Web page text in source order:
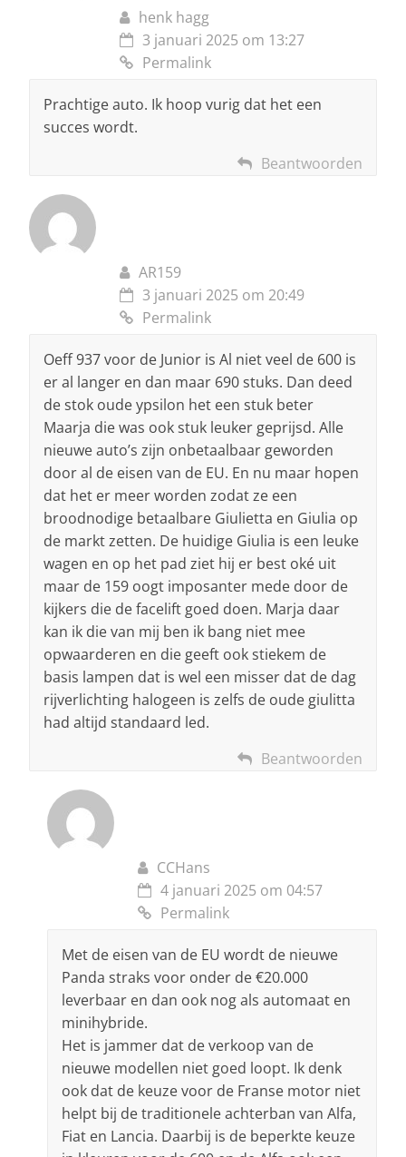
henk hagg
3 januari 2025 om 13:27
Permalink
Prachtige auto. Ik hoop vurig dat het een
succes wordt.
Beantwoorden
AR159
3 januari 2025 om 20:49
Permalink
Oeff 937 voor de Junior is Al niet veel de 600 is
er al langer en dan maar 690 stuks. Dan deed
de stok oude ypsilon het een stuk beter
Maarja die was ook stuk leuker geprijsd. Alle
nieuwe auto’s zijn onbetaalbaar geworden
door al de eisen van de EU. En nu maar hopen
dat het er meer worden zodat ze een
broodnodige betaalbare Giulietta en Giulia op
de markt zetten. De huidige Giulia is een leuke
wagen en op het pad ziet hij er best oké uit
maar de 159 oogt imposanter mede door de
kijkers die de facelift goed doen. Marja daar
kan ik die van mij ben ik bang niet mee
opwaarderen en die geeft ook stiekem de
basis lampen dat is wel een misser dat de dag
rijverlichting halogeen is zelfs de oude giulitta
had altijd standaard led.
Beantwoorden
CCHans
4 januari 2025 om 04:57
Permalink
Met de eisen van de EU wordt de nieuwe
Panda straks voor onder de €20.000
leverbaar en dan ook nog als automaat en
minihybride.
Het is jammer dat de verkoop van de
nieuwe modellen niet goed loopt. Ik denk
ook dat de keuze voor de Franse motor niet
helpt bij de traditionele achterban van Alfa,
Fiat en Lancia. Daarbij is de beperkte keuze